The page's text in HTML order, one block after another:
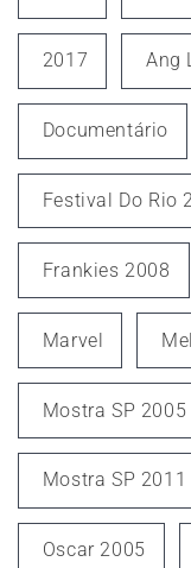
2017 Ang
Documentário
Festival Do Rio
Frankies 2008
Marvel
Mostra SP 2005
Mostra SP 2011
Oscar 2005